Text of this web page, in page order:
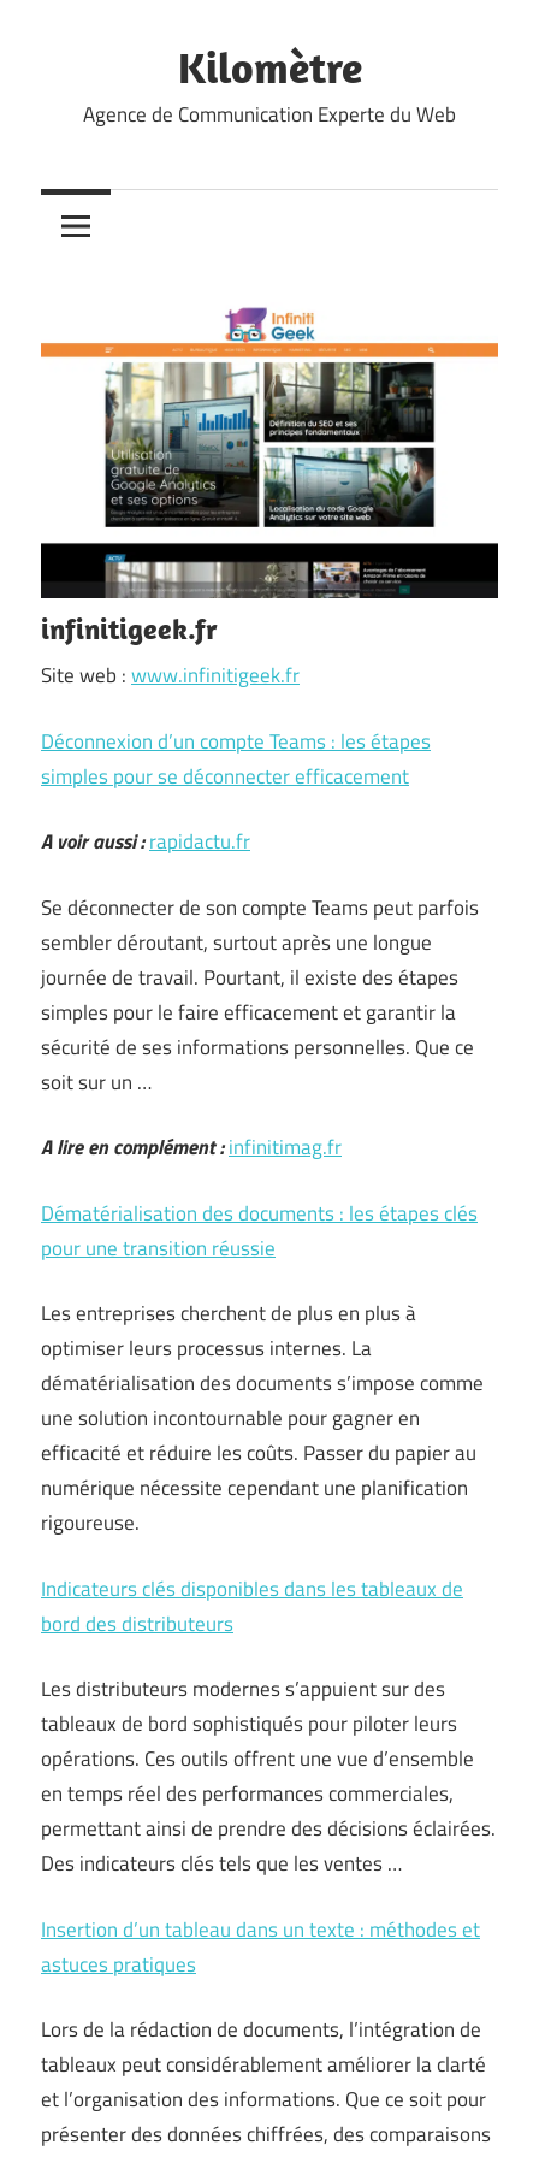
Kilomètre
Agence de Communication Experte du Web
infinitigeek.fr
Site web :www.infinitigeek.fr
Déconnexion d’un compte Teams : les étapes
simples pour se déconnecter efficacement
A voir aussi :rapidactu.fr
Se déconnecter de son compte Teams peut parfois
sembler déroutant, surtout après une longue
journée de travail. Pourtant, il existe des étapes
simples pour le faire efficacement et garantir la
sécurité de ses informations personnelles. Que ce
soit sur un …
A lire en complément :infinitimag.fr
Dématérialisation des documents : les étapes clés
pour une transition réussie
Les entreprises cherchent de plus en plus à
optimiser leurs processus internes. La
dématérialisation des documents s’impose comme
une solution incontournable pour gagner en
efficacité et réduire les coûts. Passer du papier au
numérique nécessite cependant une planification
rigoureuse.
Indicateurs clés disponibles dans les tableaux de
bord des distributeurs
Les distributeurs modernes s’appuient sur des
tableaux de bord sophistiqués pour piloter leurs
opérations. Ces outils offrent une vue d’ensemble
en temps réel des performances commerciales,
permettant ainsi de prendre des décisions éclairées.
Des indicateurs clés tels que les ventes …
Insertion d’un tableau dans un texte : méthodes et
astuces pratiques
Lors de la rédaction de documents, l’intégration de
tableaux peut considérablement améliorer la clarté
et l’organisation des informations. Que ce soit pour
présenter des données chiffrées, des comparaisons